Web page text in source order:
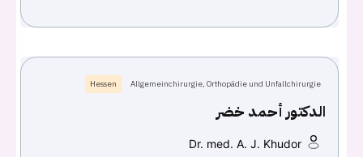
Allgemeinchirurgie, Orthopädie und Unfallchirurgie
Hessen
الدكتور أحمد خضر
Dr. med. A. J. Khudor